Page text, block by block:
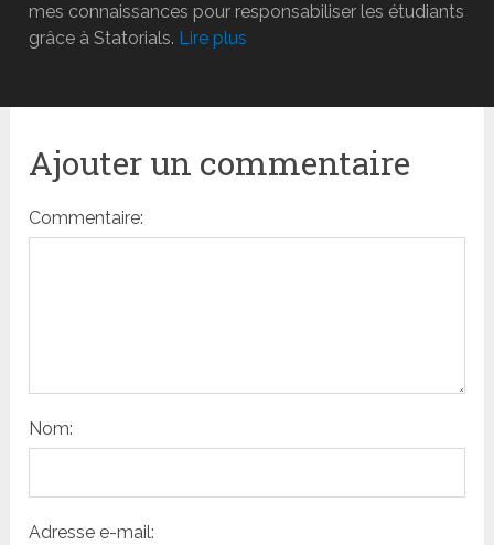
mes connaissances pour responsabiliser les étudiants
grâce à Statorials. Lire plus
Ajouter un commentaire
Commentaire:
Nom:
Adresse e-mail: